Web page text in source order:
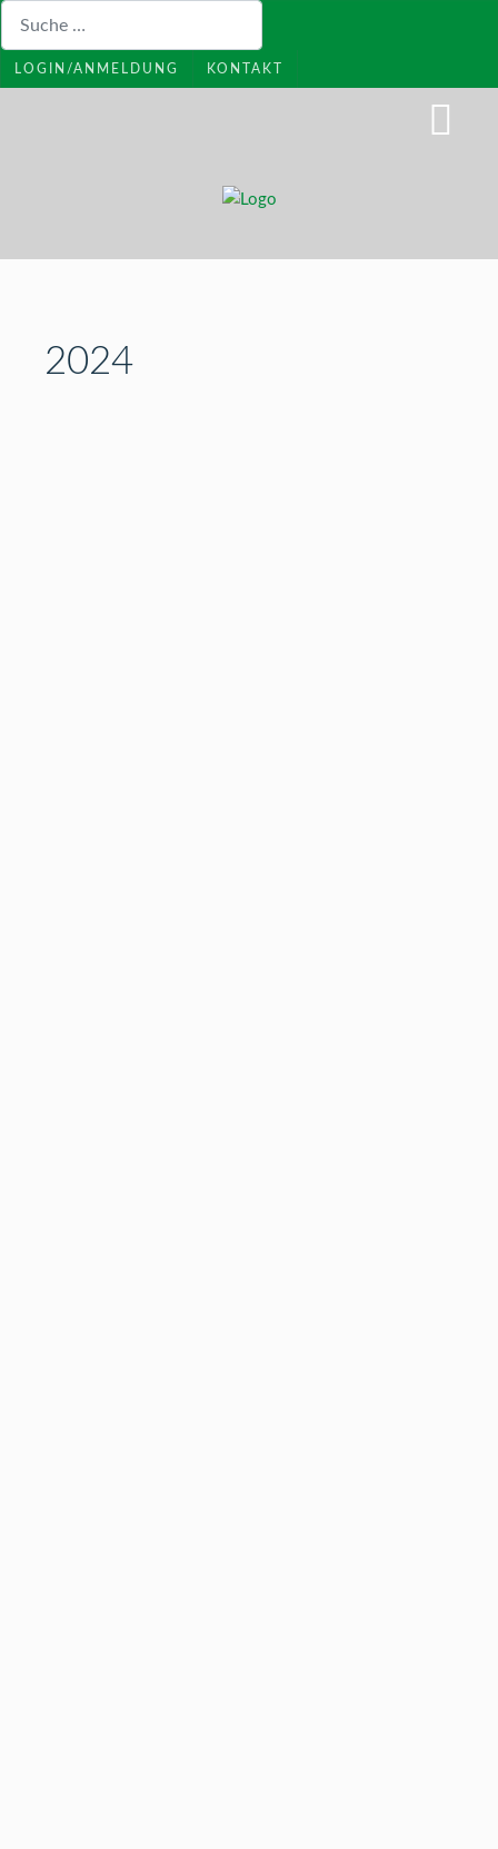
LOGIN/ANMELDUNG KONTAKT
2024